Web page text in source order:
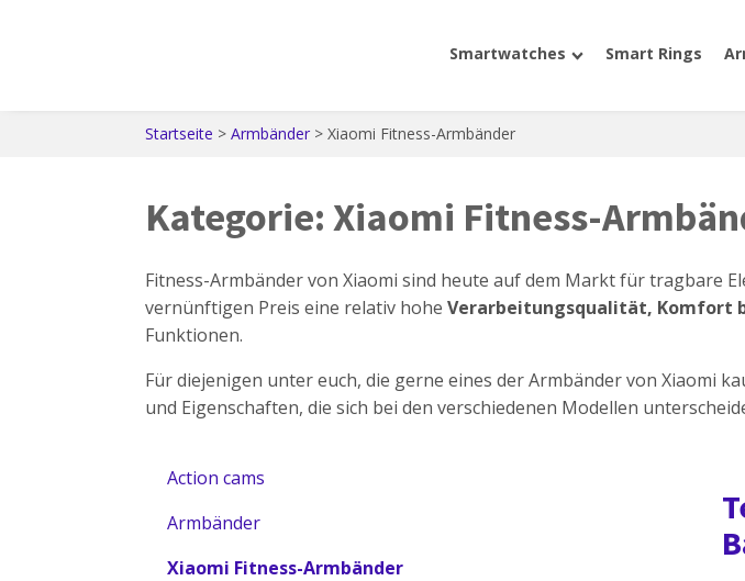
Smartwatches Smart Rings
Startseite > Armbänder > Xiaomi Fitness-Armbänder
Kategorie: Xiaomi Fitness-
Fitness-Armbänder von Xiaomi sind heute auf dem Markt für tragbare
vernünftigen Preis eine relativ hohe Verarbeitungsqualität, Komfort
Funktionen.
Für diejenigen unter euch, die gerne eines der Armbänder von Xiaomi
und Eigenschaften, die sich bei den verschiedenen Modellen
Action cams
Armbänder
Xiaomi Fitness-Armbänder